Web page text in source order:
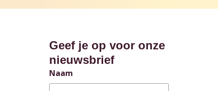
Geef je op voor onze
nieuwsbrief
Naam